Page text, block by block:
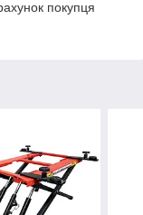
покупця